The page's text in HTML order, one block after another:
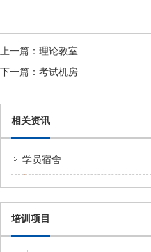
上一篇： 理论教室
下一篇： 考试机房
相关资讯
学员宿舍
培训项目